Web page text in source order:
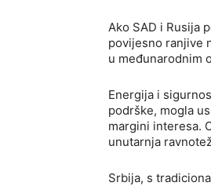
Ako SAD i Rusija
povijesno ranjive
u međunarodnim
Energija i
podrške, mogla
margini interesa.
unutarnja
Srbija, s